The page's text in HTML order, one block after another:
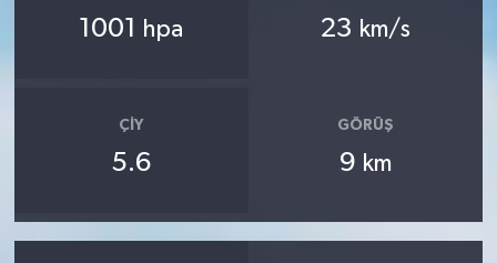
1001 hpa 23 km/s
ÇIY
5.6
GÖRÜŞ
9 km